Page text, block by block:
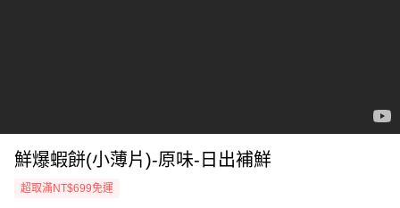
鮮爆蝦餅(小薄片)-原味-日出補鮮
超取滿NT$699免運